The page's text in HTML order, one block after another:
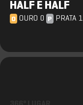
HALF E HALF
O OURO 0 P PRATA 1